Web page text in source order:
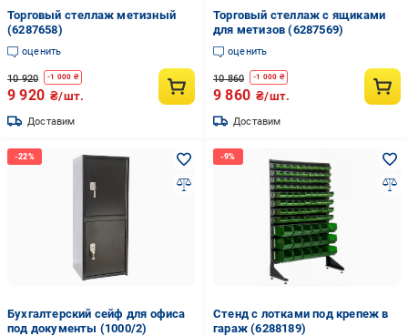
Торговый стеллаж метизный
(6287658)
оценить
10 920 -1 000 ₴
9 920 ₴/шт.
Доставим
Торговый стеллаж с ящиками
для метизов (6287569)
оценить
10 860 -1 000 ₴
9 860 ₴/шт.
Доставим
Бухгалтерский сейф для офиса
под документы (1000/2)
Стенд с лотками под крепеж в
гараж (6288189)